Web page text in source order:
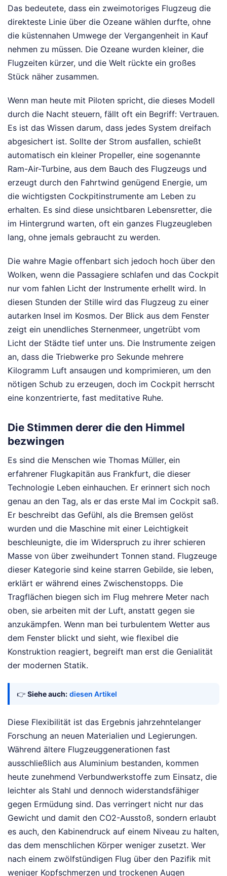
Das bedeutete, dass ein zweimotoriges Flugzeug die
direkteste Linie über die Ozeane wählen durfte, ohne
die küstennahen Umwege der Vergangenheit in Kauf
nehmen zu müssen. Die Ozeane wurden kleiner, die
Flugzeiten kürzer, und die Welt rückte ein großes
Stück näher zusammen.
Wenn man heute mit Piloten spricht, die dieses Modell
durch die Nacht steuern, fällt oft ein Begriff: Vertrauen.
Es ist das Wissen darum, dass jedes System dreifach
abgesichert ist. Sollte der Strom ausfallen, schießt
automatisch ein kleiner Propeller, eine sogenannte
Ram-Air-Turbine, aus dem Bauch des Flugzeugs und
erzeugt durch den Fahrtwind genügend Energie, um
die wichtigsten Cockpitinstrumente am Leben zu
erhalten. Es sind diese unsichtbaren Lebensretter, die
im Hintergrund warten, oft ein ganzes Flugzeugleben
lang, ohne jemals gebraucht zu werden.
Die wahre Magie offenbart sich jedoch hoch über den
Wolken, wenn die Passagiere schlafen und das Cockpit
nur vom fahlen Licht der Instrumente erhellt wird. In
diesen Stunden der Stille wird das Flugzeug zu einer
autarken Insel im Kosmos. Der Blick aus dem Fenster
zeigt ein unendliches Sternenmeer, ungetrübt vom
Licht der Städte tief unter uns. Die Instrumente zeigen
an, dass die Triebwerke pro Sekunde mehrere
Kilogramm Luft ansaugen und komprimieren, um den
nötigen Schub zu erzeugen, doch im Cockpit herrscht
eine konzentrierte, fast meditative Ruhe.
Die Stimmen derer die den Himmel
bezwingen
Es sind die Menschen wie Thomas Müller, ein
erfahrener Flugkapitän aus Frankfurt, die dieser
Technologie Leben einhauchen. Er erinnert sich noch
genau an den Tag, als er das erste Mal im Cockpit saß.
Er beschreibt das Gefühl, als die Bremsen gelöst
wurden und die Maschine mit einer Leichtigkeit
beschleunigte, die im Widerspruch zu ihrer schieren
Masse von über zweihundert Tonnen stand. Flugzeuge
dieser Kategorie sind keine starren Gebilde, sie leben,
erklärt er während eines Zwischenstopps. Die
Tragflächen biegen sich im Flug mehrere Meter nach
oben, sie arbeiten mit der Luft, anstatt gegen sie
anzukämpfen. Wenn man bei turbulentem Wetter aus
dem Fenster blickt und sieht, wie flexibel die
Konstruktion reagiert, begreift man erst die Genialität
der modernen Statik.
👉 Siehe auch: diesen Artikel
Diese Flexibilität ist das Ergebnis jahrzehntelanger
Forschung an neuen Materialien und Legierungen.
Während ältere Flugzeuggenerationen fast
ausschließlich aus Aluminium bestanden, kommen
heute zunehmend Verbundwerkstoffe zum Einsatz, die
leichter als Stahl und dennoch widerstandsfähiger
gegen Ermüdung sind. Das verringert nicht nur das
Gewicht und damit den CO2-Ausstoß, sondern erlaubt
es auch, den Kabinendruck auf einem Niveau zu halten,
das dem menschlichen Körper weniger zusetzt. Wer
nach einem zwölfstündigen Flug über den Pazifik mit
weniger Kopfschmerzen und trockenen Augen